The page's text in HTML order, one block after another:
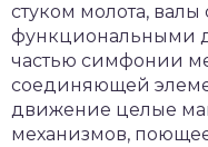
стуком молота, валы
функциональными
частью симфонии
соединяющей
движение целые
механизмов,